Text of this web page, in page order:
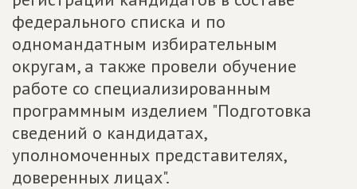
федерального списка и по
одномандатным избирательным
округам, а также провели обучение
работе со специализированным
программным изделием "Подготовка
сведений о кандидатах,
уполномоченных представителях,
доверенных лицах".